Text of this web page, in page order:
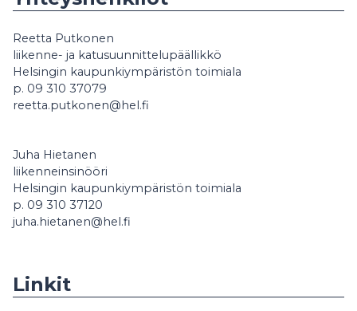
Reetta Putkonen
liikenne- ja katusuunnittelupäällikkö
Helsingin kaupunkiympäristön toimiala
p. 09 310 37079
reetta.putkonen@hel.fi
Juha Hietanen
liikenneinsinööri
Helsingin kaupunkiympäristön toimiala
p. 09 310 37120
juha.hietanen@hel.fi
Linkit